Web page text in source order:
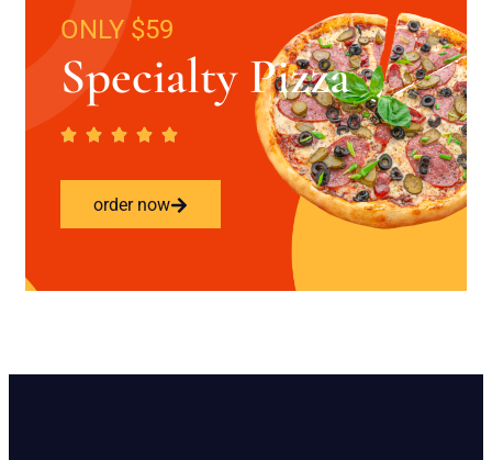
ONLY $59
Specialty Pizza
order now